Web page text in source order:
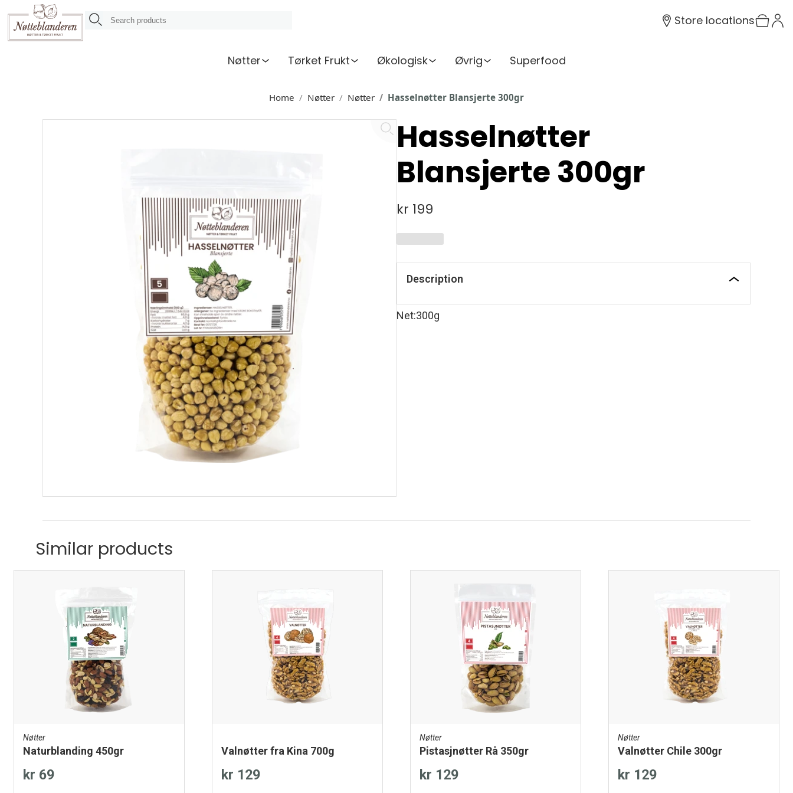
Store locations
Nøtter Tørket Frukt Økologisk Øvrig Superfood
Home Nøtter Nøtter Hasselnøtter Blansjerte 300gr
Hasselnøtter
Blansjerte 300gr
kr 199
Description
Net:300g
Similar products
Nøtter
Naturblanding 450gr
kr 69
Valnøtter fra Kina 700g
kr 129
Nøtter
Pistasjnøtter Rå 350gr
kr 129
Nøtter
Valnøtter Chile 300gr
kr 129